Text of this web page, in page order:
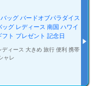
ッグ バードオブパラダイス
グ レディース 南国 ハワイ
ト プレゼント 記念日
ィース 大きめ 旅行 便利 携帯
ャレ